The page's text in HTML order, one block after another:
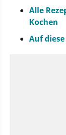
Alle
Kochen
Auf